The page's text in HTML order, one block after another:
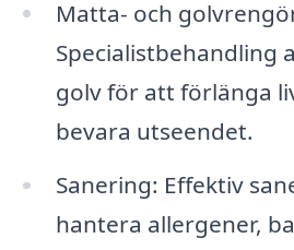
Matta- och
Specialistbehandling
golv för att förlänga
bevara utseendet.
Sanering: Effektiv
hantera allergener,